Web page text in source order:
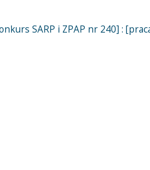
SARP i ZPAP nr 240] :